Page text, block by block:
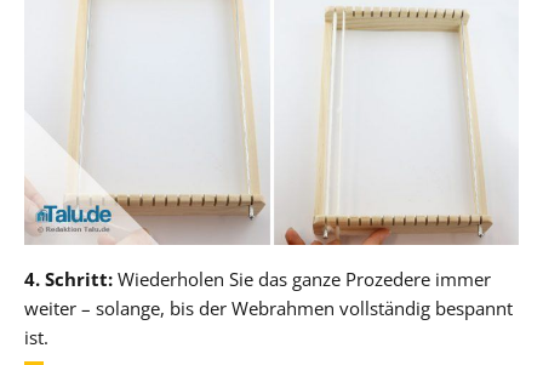
4. Schritt: Wiederholen Sie das ganze Prozedere immer
weiter – solange, bis der Webrahmen vollständig bespannt
ist.